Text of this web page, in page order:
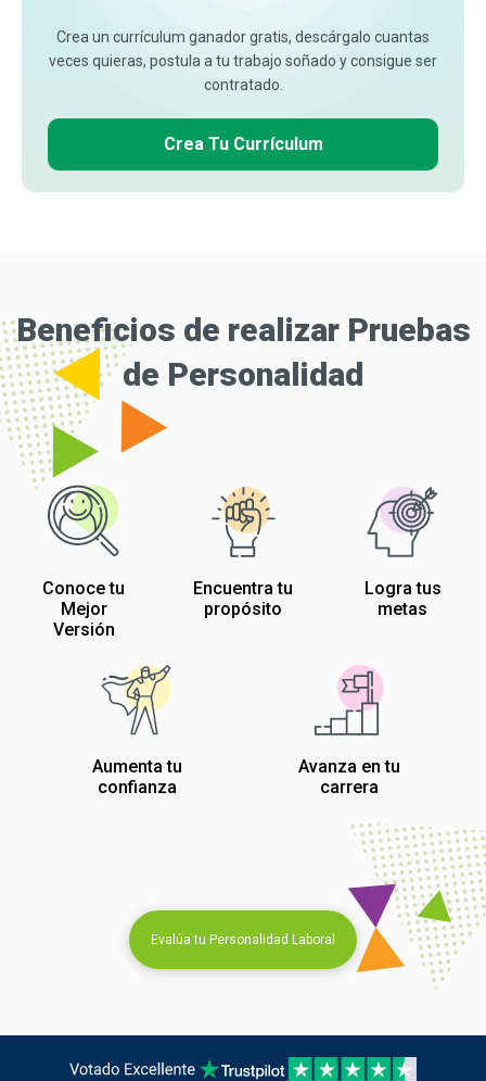
Crea un currículum ganador gratis, descárgalo cuantas
veces quieras, postula a tu trabajo soñado y consigue ser
contratado.
Crea Tu Currículum
Beneficios de realizar Pruebas
de Personalidad
Conoce tu
Mejor
Versión
Encuentra tu
propósito
Logra tus
metas
Aumenta tu
confianza
Avanza en tu
carrera
Evalúa tu Personalidad Laboral